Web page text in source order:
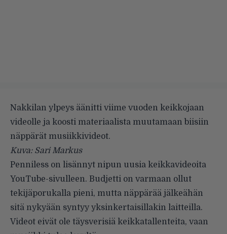
Nakkilan ylpeys äänitti viime vuoden keikkojaan
videolle ja koosti materiaalista muutamaan biisiin
näppärät musiikkivideot.
Kuva: Sari Markus
Penniless on lisännyt nipun uusia keikkavideoita
YouTube-sivulleen. Budjetti on varmaan ollut
tekijäporukalla pieni, mutta näppärää jälkeähän
sitä nykyään syntyy yksinkertaisillakin laitteilla.
Videot eivät ole täysverisiä keikkatallenteita, vaan